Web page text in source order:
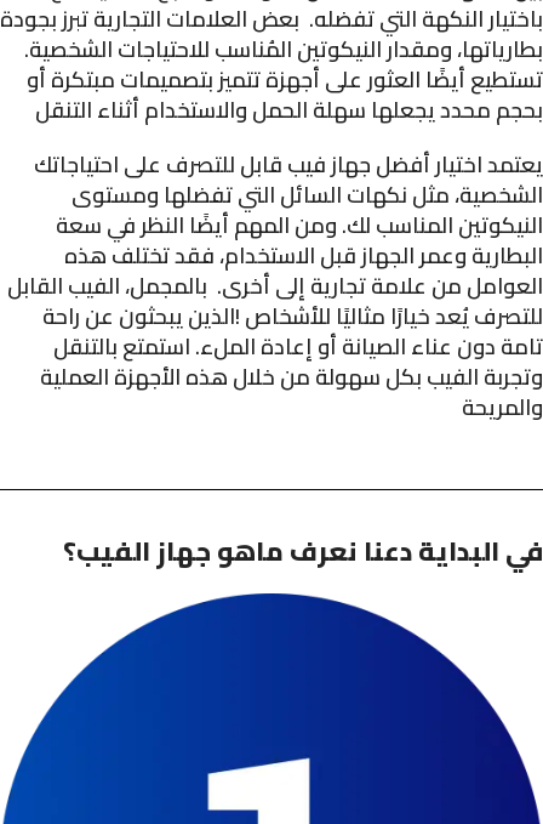
باختيار النكهة التي تفضله. بعض العلامات التجارية تبرز بجودة
بطارياتها، ومقدار النيكوتين المُناسب للاحتياجات الشخصية.
تستطيع أيضًا العثور على أجهزة تتميز بتصميمات مبتكرة أو
بحجم محدد يجعلها سهلة الحمل والاستخدام أثناء التنقل
يعتمد اختيار أفضل جهاز فيب قابل للتصرف على احتياجاتك
الشخصية، مثل نكهات السائل التي تفضلها ومستوى
النيكوتين المناسب لك. ومن المهم أيضًا النظر في سعة
البطارية وعمر الجهاز قبل الاستخدام، فقد تختلف هذه
العوامل من علامة تجارية إلى أخرى. بالمجمل، الفيب القابل
للتصرف يُعد خيارًا مثاليًا للأشخاص !الذين يبحثون عن راحة
تامة دون عناء الصيانة أو إعادة الملء. استمتع بالتنقل
وتجربة الفيب بكل سهولة من خلال هذه الأجهزة العملية
والمريحة
في البداية دعنا نعرف ماهو جهاز الفيب؟